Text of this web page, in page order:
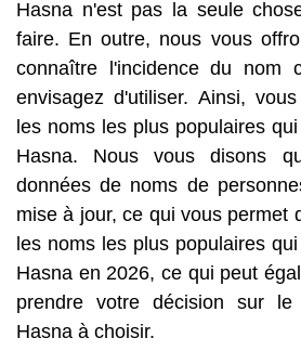
Hasna n'est pas la seule
faire. En outre, nous vous
connaître l'incidence du nom
envisagez d'utiliser. Ainsi,
les noms les plus populaires
Hasna. Nous vous disons
données de noms de
mise à jour, ce qui vous permet
les noms les plus populaires
Hasna en 2026, ce qui peut
prendre votre décision sur
Hasna à choisir.